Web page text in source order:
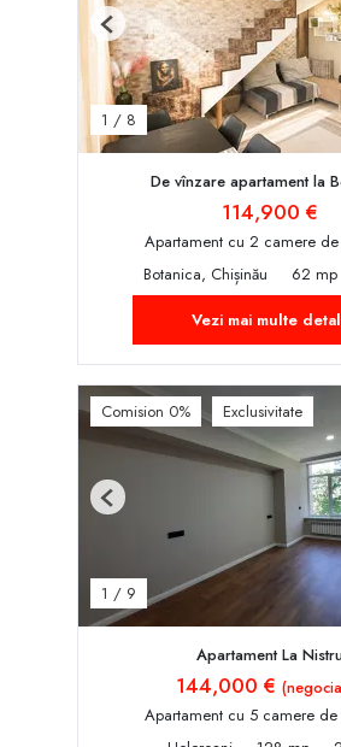
1 / 8
Previous
De vînzare apartament la
114,900 €
Apartament cu 2 camere
Botanica, Chișinău
62 mp
Vezi mai multe
Comision 0% Exclusivitate
1 / 9
Previous
Apartament La
144,000 €
Apartament cu 5 camere de